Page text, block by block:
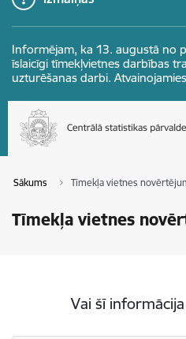
Informējam, ka 13. augustā no
īslaicīgi tīmekļvietnes darbības
uzturēšanas darbi.
Sākums Tīmekļa vietnes
Tīmekļa vietnes
Vai šī